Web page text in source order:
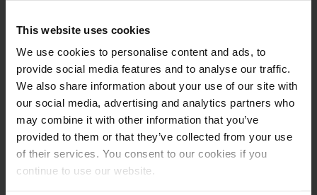
This website uses cookies
We use cookies to personalise content and ads, to
provide social media features and to analyse our traffic.
We also share information about your use of our site with
our social media, advertising and analytics partners who
may combine it with other information that you’ve
provided to them or that they’ve collected from your use
of their services. You consent to our cookies if you
continue to use our website.
Mika Laatikainen
Jungeinrich Lift Truck Oy
040 833 6359
mika.laatikainen@jungheinrich.fi
www.jungheinrich.fi